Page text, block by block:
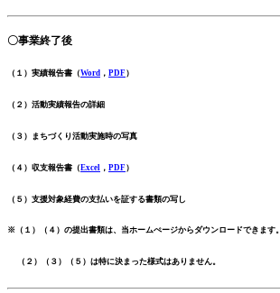
〇事業終了後
（１）実績報告書（Word ， PDF ）
（２）活動実績報告の詳細
（３）まちづくり活動実施時の写真
（４）収支報告書（Excel ， PDF ）
（５）支援対象経費の支払いを証する書類の写し
※（１）（４）の提出書類は、当ホームぺージからダウンロードできます。
（２）（３）（５）は特に決まった様式はありません。